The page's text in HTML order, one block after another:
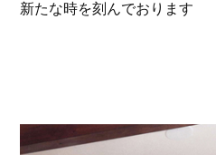
新たな時を刻んでおります